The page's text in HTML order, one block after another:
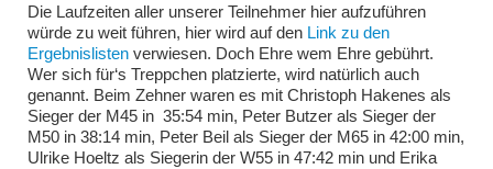
Die Laufzeiten aller unserer Teilnehmer hier aufzuführen
würde zu weit führen, hier wird auf den Link zu den
Ergebnislistenverwiesen. Doch Ehre wem Ehre gebührt.
Wer sich für‘s Treppchen platzierte, wird natürlich auch
genannt. Beim Zehner waren es mit Christoph Hakenes als
Sieger der M45 in 35:54 min, Peter Butzer als Sieger der
M50 in 38:14 min, Peter Beil als Sieger der M65 in 42:00 min,
Ulrike Hoeltz als Siegerin der W55 in 47:42 min und Erika